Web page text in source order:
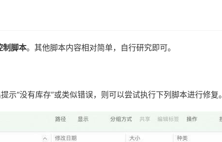
制脚本。其他脚本内容相对简单，自行研究即可。
示“没有库存”或类似错误，则可以尝试执行下列脚本进行修复。